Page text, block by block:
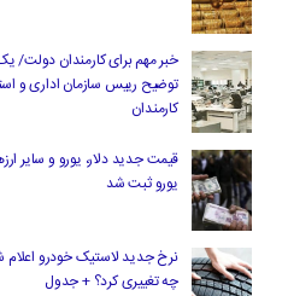
خبر مهم برای کارمندان دولت/
توضیح رییس سازمان اداری و
کارمندان
یورو ثبت شد
نرخ جدید لاستیک خودرو
چه تغییری کرد؟ + جدول